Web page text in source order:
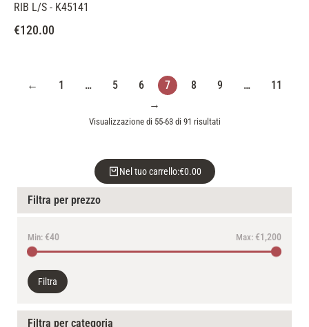
Nel tuo carrello:€0.00
Filtra per prezzo
Min: €40 Max: €1,200
Filtra
Filtra per categoria
RIB L/S - K45141
€120.00
← 1 … 5 6 7 8 9 …
11
→
Visualizzazione di 55-63 di 91 risultati